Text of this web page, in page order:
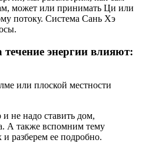
может или принимать Ци или
потоку. Система Сань Хэ
энергии влияют:
или плоской местности
не надо ставить дом,
А также вспомним тему
разберем ее подробно.